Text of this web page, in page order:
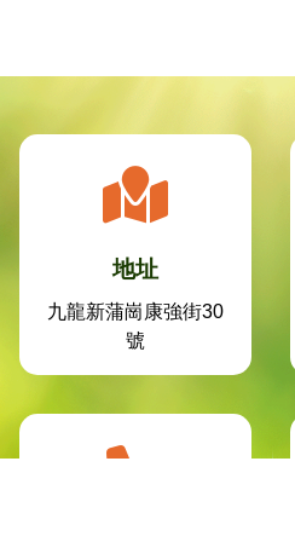
地址
九龍新蒲崗康強街30
號